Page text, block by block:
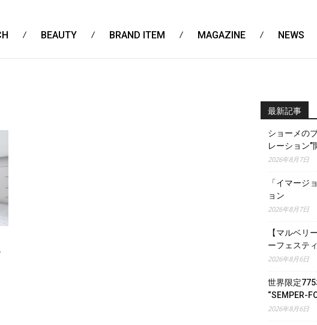
BEAUTY BRAND ITEM MAGAZINE NEWS
最新記事
ショーメの
レーション”
2026年8月7日
「イマージ
ョン
2026年8月7日
【マルベリ
ーフェステ
2026年8月6日
世界限定
“SEMPER-
2026年8月6日